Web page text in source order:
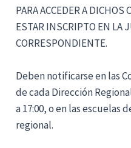
PARA ACCEDER A
ESTAR INSCRIPTO EN LA
CORRESPONDIENTE.
Deben notificarse en las
de cada Dirección
a 17:00, o en las escuelas
regional.